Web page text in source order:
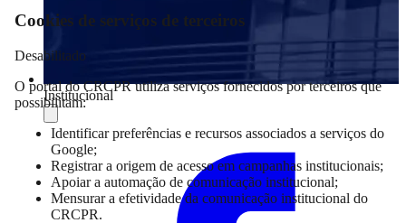
Institucional
Compartilhar
Cookies de serviços de terceiros
Desabilitado
O portal do CRCPR utiliza serviços fornecidos por terceiros que
possibilitam:
Identificar preferências e recursos associados a serviços do
Google;
Registrar a origem de acesso em campanhas institucionais;
Apoiar a automação de comunicação institucional;
Mensurar a efetividade da comunicação institucional do
CRCPR.